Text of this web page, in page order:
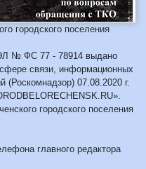
городского поселения
№ ФС 77 - 78914 выдано
связи, информационных
(Роскомнадзор) 07.08.2020 г.
городского поселения
главного редактора